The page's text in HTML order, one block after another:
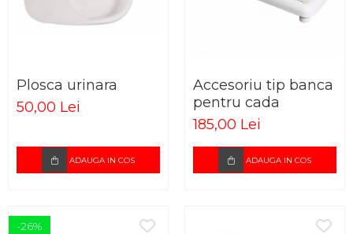
Plosca urinara
50,00 Lei
ADAUGA IN COS
Accesoriu tip banca
pentru cada
185,00 Lei
ADAUGA IN COS
-26%